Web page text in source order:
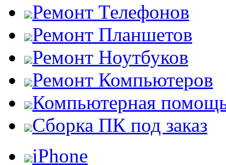
Ремонт Телефонов
Ремонт Планшетов
Ремонт Ноутбуков
Ремонт Компьютеров
Компьютерная
Сборка ПК под заказ
iPhone